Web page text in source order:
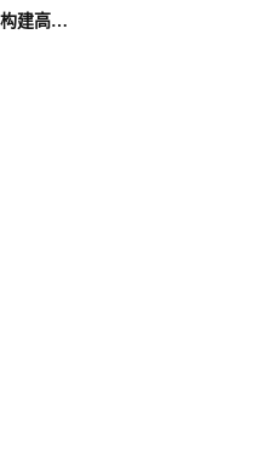
对话赛力斯康波：以ESG之道，构建高端智能汽车品牌全球竞争力